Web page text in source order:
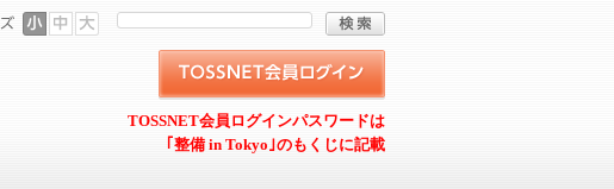
TOSSNET会員ログインパスワードは
｢整備 in Tokyo｣のもくじに記載